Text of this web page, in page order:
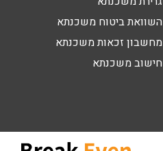
השוואת ביטוח משכנתא
מחשבון זכאות משכנתא
חישוב משכנתא